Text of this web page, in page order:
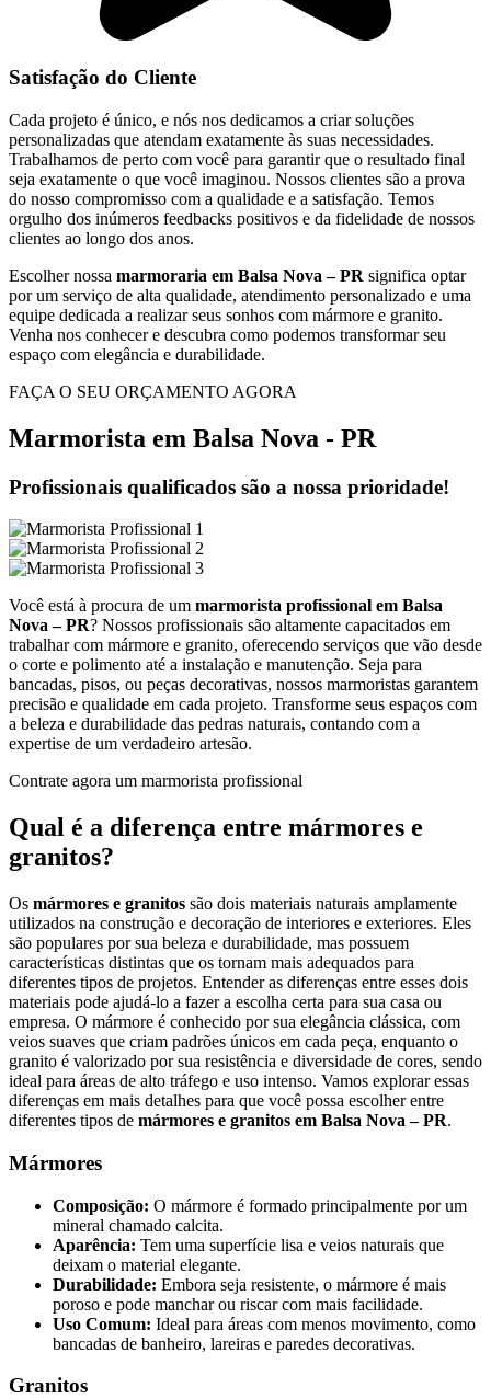
Satisfação do Cliente
Cada projeto é único, e nós nos dedicamos a criar soluções
personalizadas que atendam exatamente às suas necessidades.
Trabalhamos de perto com você para garantir que o resultado final
seja exatamente o que você imaginou. Nossos clientes são a prova
do nosso compromisso com a qualidade e a satisfação. Temos
orgulho dos inúmeros feedbacks positivos e da fidelidade de nossos
clientes ao longo dos anos.
Escolher nossa marmoraria em Balsa Nova – PR significa optar
por um serviço de alta qualidade, atendimento personalizado e uma
equipe dedicada a realizar seus sonhos com mármore e granito.
Venha nos conhecer e descubra como podemos transformar seu
espaço com elegância e durabilidade.
FAÇA O SEU ORÇAMENTO AGORA
Marmorista em Balsa Nova - PR
Profissionais qualificados são a nossa prioridade!
Você está à procura de um marmorista profissional em Balsa
Nova – PR? Nossos profissionais são altamente capacitados em
trabalhar com mármore e granito, oferecendo serviços que vão desde
o corte e polimento até a instalação e manutenção. Seja para
bancadas, pisos, ou peças decorativas, nossos marmoristas garantem
precisão e qualidade em cada projeto. Transforme seus espaços com
a beleza e durabilidade das pedras naturais, contando com a
expertise de um verdadeiro artesão.
Contrate agora um marmorista profissional
Qual é a diferença entre mármores e
granitos?
Os mármores e granitos são dois materiais naturais amplamente
utilizados na construção e decoração de interiores e exteriores. Eles
são populares por sua beleza e durabilidade, mas possuem
características distintas que os tornam mais adequados para
diferentes tipos de projetos. Entender as diferenças entre esses dois
materiais pode ajudá-lo a fazer a escolha certa para sua casa ou
empresa. O mármore é conhecido por sua elegância clássica, com
veios suaves que criam padrões únicos em cada peça, enquanto o
granito é valorizado por sua resistência e diversidade de cores, sendo
ideal para áreas de alto tráfego e uso intenso. Vamos explorar essas
diferenças em mais detalhes para que você possa escolher entre
diferentes tipos de mármores e granitos em Balsa Nova – PR.
Mármores
Composição: O mármore é formado principalmente por um
mineral chamado calcita.
Aparência: Tem uma superfície lisa e veios naturais que
deixam o material elegante.
Durabilidade: Embora seja resistente, o mármore é mais
poroso e pode manchar ou riscar com mais facilidade.
Uso Comum: Ideal para áreas com menos movimento, como
bancadas de banheiro, lareiras e paredes decorativas.
Granitos